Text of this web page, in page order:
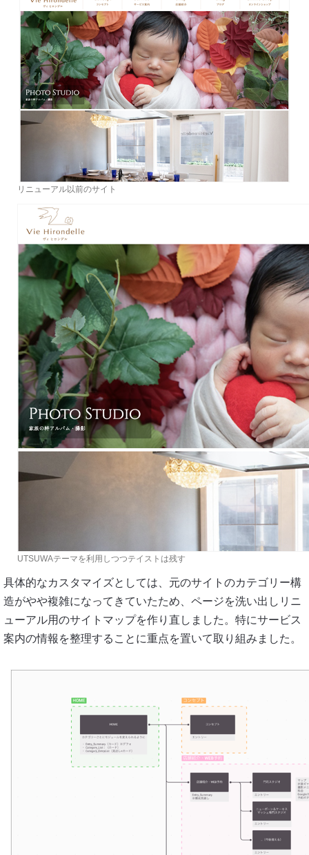
リニューアル以前のサイト
UTSUWAテーマを利用しつつテイストは残す
具体的なカスタマイズとしては、元のサイトのカテゴリー構
造がやや複雑になってきていたため、ページを洗い出しリニ
ューアル用のサイトマップを作り直しました。特にサービス
案内の情報を整理することに重点を置いて取り組みました。